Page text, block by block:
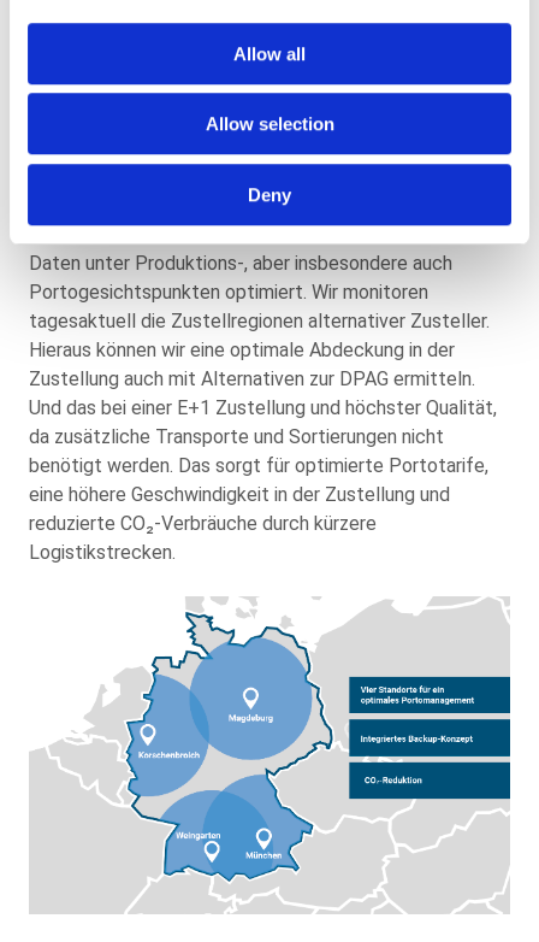
Allow all
Allow selection
Deny
erarbeiten. Selbstverständlich führen wir
Portooptimierungen für sämtliche europäischen Länder
durch.
Und vor allem bieten wir euch Möglichkeiten, die ihr
Daten aus unseren zentralen Rechenzentren auf unsere
drei Produktionsstandorte auf. Vorher haben wir die
Daten unter Produktions-, aber insbesondere auch
Portogesichtspunkten optimiert. Wir monitoren
tagesaktuell die Zustellregionen alternativer Zusteller.
Hieraus können wir eine optimale Abdeckung in der
Zustellung auch mit Alternativen zur DPAG ermitteln.
Und das bei einer E+1 Zustellung und höchster Qualität,
da zusätzliche Transporte und Sortierungen nicht
benötigt werden. Das sorgt für optimierte Portotarife,
eine höhere Geschwindigkeit in der Zustellung und
reduzierte CO₂-Verbräuche durch kürzere
Logistikstrecken.